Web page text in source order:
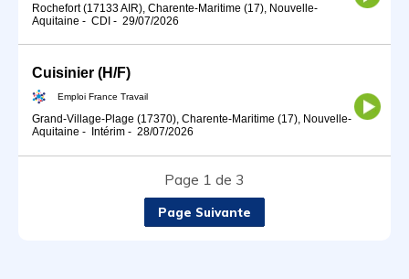
Rochefort (17133 AIR), Charente-Maritime (17), Nouvelle-
Aquitaine - CDI - 29/07/2026
Cuisinier (H/F)
Emploi France Travail
Grand-Village-Plage (17370), Charente-Maritime (17), Nouvelle-
Aquitaine - Intérim - 28/07/2026
Page 1 de 3
Page Suivante